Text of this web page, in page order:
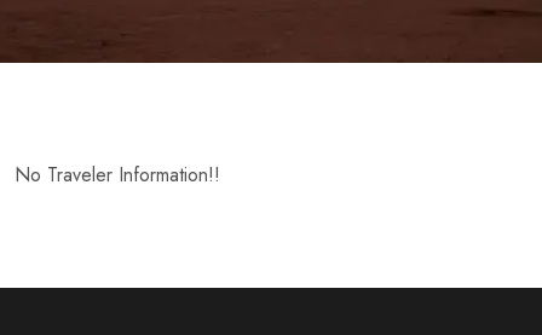
No Traveler Information!!